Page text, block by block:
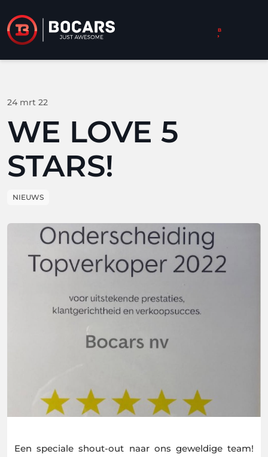
24 mrt 22
WE LOVE 5
STARS!
NIEUWS
Een speciale shout-out naar ons geweldige team!